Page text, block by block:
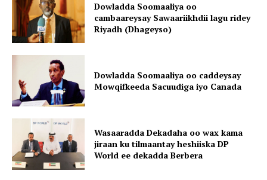
Dowladda Soomaaliya oo
cambaareysay Sawaariikhdii lagu ridey
Riyadh (Dhageyso)
Dowladda Soomaaliya oo caddeysay
Mowqifkeeda Sacuudiga iyo Canada
Wasaaradda Dekadaha oo wax kama
jiraan ku tilmaantay heshiiska DP
World ee dekadda Berbera